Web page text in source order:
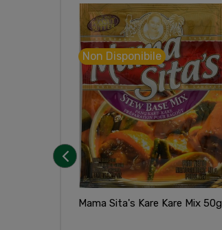
Mama Sita's Kare Kare Mix 50g
Non Disponibile